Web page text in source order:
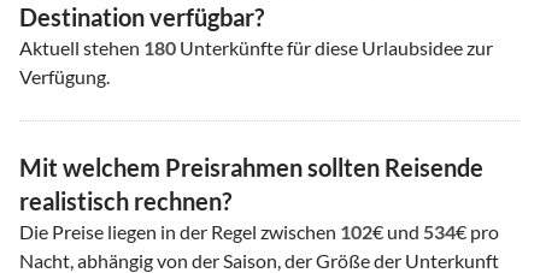
Destination verfügbar?
Aktuell stehen 180 Unterkünfte für diese Urlaubsidee zur
Verfügung.
Mit welchem Preisrahmen sollten Reisende
realistisch rechnen?
Die Preise liegen in der Regel zwischen 102€ und 534€ pro
Nacht, abhängig von der Saison, der Größe der Unterkunft